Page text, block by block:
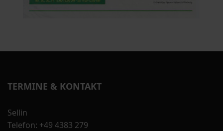
TERMINE & KONTAKT
Sellin
Telefon: +49 4383 279